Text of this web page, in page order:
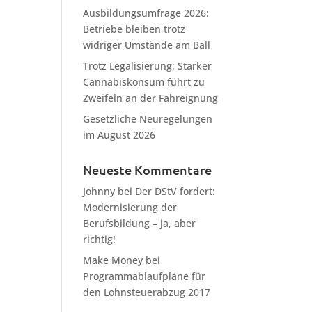
Ausbildungsumfrage 2026:
Betriebe bleiben trotz
widriger Umstände am Ball
Trotz Legalisierung: Starker
Cannabiskonsum führt zu
Zweifeln an der Fahreignung
Gesetzliche Neuregelungen
im August 2026
Neueste Kommentare
Johnny bei Der DStV fordert:
Modernisierung der
Berufsbildung – ja, aber
richtig!
Make Money bei
Programmablaufpläne für
den Lohnsteuerabzug 2017